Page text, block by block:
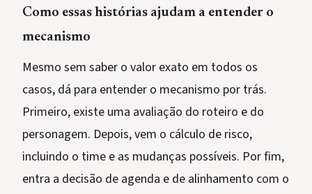
Como essas histórias ajudam a entender o
mecanismo
Mesmo sem saber o valor exato em todos os
casos, dá para entender o mecanismo por trás.
Primeiro, existe uma avaliação do roteiro e do
personagem. Depois, vem o cálculo de risco,
incluindo o time e as mudanças possíveis. Por fim,
entra a decisão de agenda e de alinhamento com o